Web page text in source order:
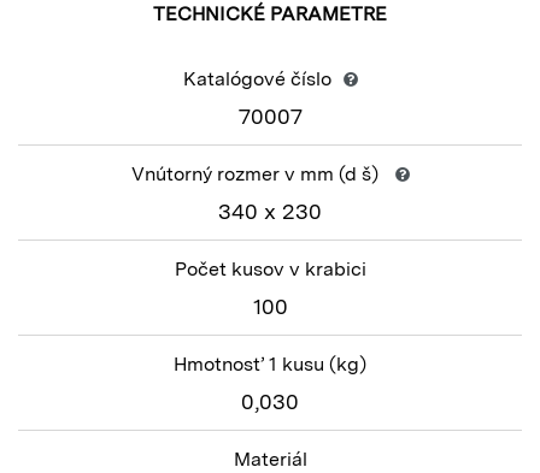
TECHNICKÉ PARAMETRE
Katalógové číslo
70007
Vnútorný rozmer v mm (d š)
340 x 230
Počet kusov v krabici
100
Hmotnosť 1 kusu (kg)
0,030
Materiál